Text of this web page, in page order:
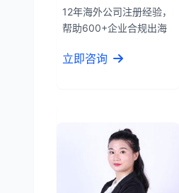
12年海外公司注册经验，
帮助600+企业合规出海
立即咨询